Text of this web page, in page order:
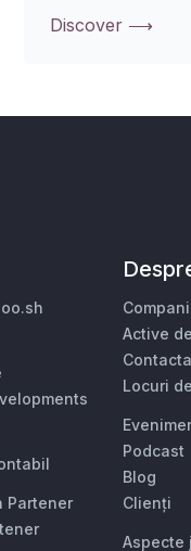
Discover ⟶
Partener
Active
Locuri
Podcast
Blog
Clienți
Aspecte